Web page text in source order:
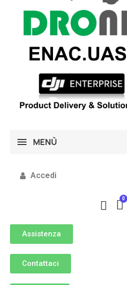
MENÙ
Accedi
Assistenza
Contattaci